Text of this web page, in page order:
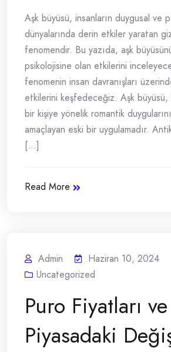
Aşk büyüsü, insanların duygusal ve
dünyalarında derin etkiler yaratan
fenomendir. Bu yazıda, aşk
psikolojisine olan etkilerini
fenomenin insan davranışları
etkilerini keşfedeceğiz. Aşk büyüsü,
bir kişiye yönelik romantik
amaçlayan eski bir uygulamadır.
[...]
Read More
Admin
Haziran 10, 2024
Uncategorized
Puro Fiyatları ve
Piyasadaki